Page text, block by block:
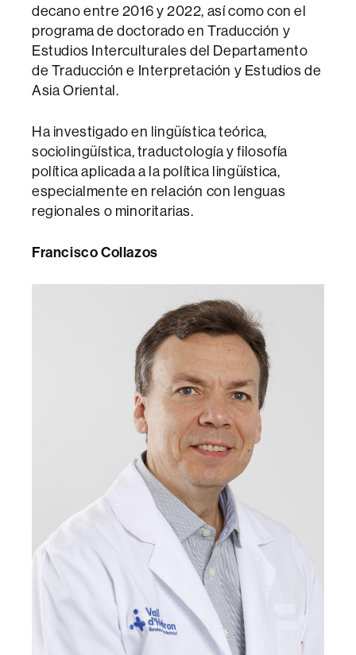
decano entre 2016 y 2022, así como con el
programa de doctorado en Traducción y
Estudios Interculturales del Departamento
de Traducción e Interpretación y Estudios de
Asia Oriental.
Ha investigado en lingüística teórica,
sociolingüística, traductología y filosofía
política aplicada a la política lingüística,
especialmente en relación con lenguas
regionales o minoritarias.
Francisco Collazos